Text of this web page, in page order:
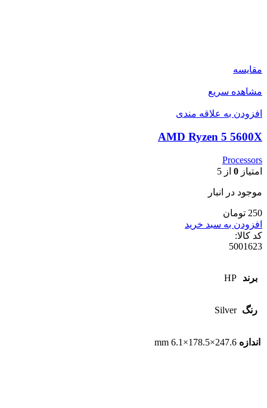
مقایسه
مشاهده سریع
افزودن به علاقه مندی
AMD Ryzen 5 5600X
Processors
امتیاز 0 از 5
موجود در انبار
250 تومان
افزودن به سبد خرید
کد کالا:
5001623
برند HP
رنگ Silver
اندازه 247.6×178.5×6.1 mm